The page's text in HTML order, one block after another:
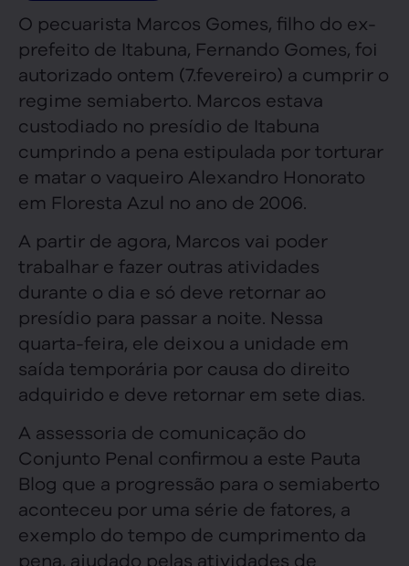
O pecuarista Marcos Gomes, filho do ex-
prefeito de Itabuna, Fernando Gomes, foi
autorizado ontem (7.fevereiro) a cumprir o
regime semiaberto. Marcos estava
custodiado no presídio de Itabuna
cumprindo a pena estipulada por torturar
e matar o vaqueiro Alexandro Honorato
em Floresta Azul no ano de 2006.
A partir de agora, Marcos vai poder
trabalhar e fazer outras atividades
durante o dia e só deve retornar ao
presídio para passar a noite. Nessa
quarta-feira, ele deixou a unidade em
saída temporária por causa do direito
adquirido e deve retornar em sete dias.
A assessoria de comunicação do
Conjunto Penal confirmou a este Pauta
Blog que a progressão para o semiaberto
aconteceu por uma série de fatores, a
exemplo do tempo de cumprimento da
pena, ajudado pelas atividades de